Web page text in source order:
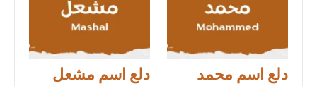
دلع اسم محمد دلع اسم مشعل